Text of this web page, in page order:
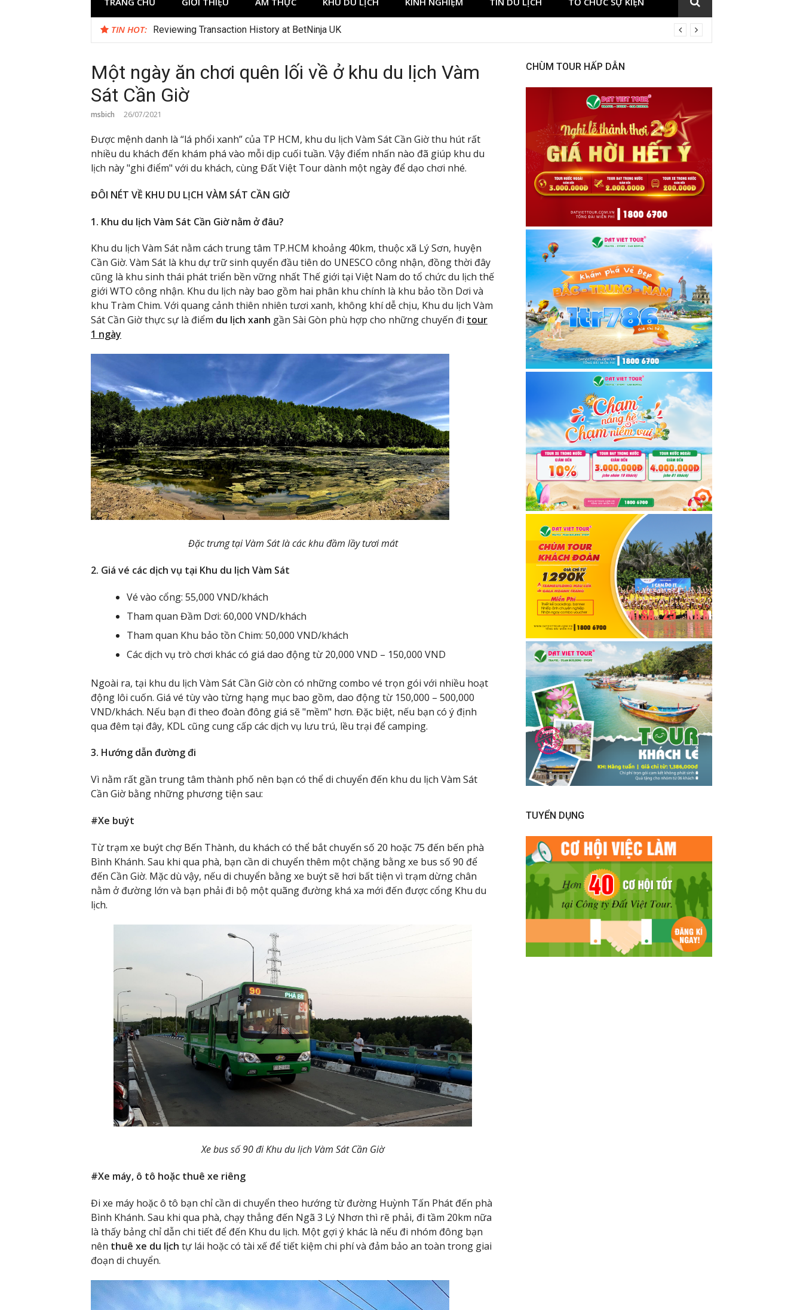
TIN HOT: Reviewing Transaction History at BetNinja UK
Một ngày ăn chơi quên lối về ở khu du lịch Vàm
Sát Cần Giờ
msbich 26/07/2021
Được mệnh danh là “lá phổi xanh” của TP HCM, khu du lịch Vàm Sát Cần Giờ thu hút rất
nhiều du khách đến khám phá vào mỗi dịp cuối tuần. Vậy điểm nhấn nào đã giúp khu du
lịch này "ghi điểm" với du khách, cùng Đất Việt Tour dành một ngày để dạo chơi nhé.
ĐÔI NÉT VỀ KHU DU LỊCH VÀM SÁT CẦN GIỜ
1. Khu du lịch Vàm Sát Cần Giờ nằm ở đâu?
Khu du lịch Vàm Sát nằm cách trung tâm TP.HCM khoảng 40km, thuộc xã Lý Sơn, huyện
Cần Giờ. Vàm Sát là khu dự trữ sinh quyển đầu tiên do UNESCO công nhận, đồng thời đây
cũng là khu sinh thái phát triển bền vững nhất Thế giới tại Việt Nam do tổ chức du lịch thế
giới WTO công nhận. Khu du lịch này bao gồm hai phân khu chính là khu bảo tồn Dơi và
khu Tràm Chim. Với quang cảnh thiên nhiên tươi xanh, không khí dễ chịu, Khu du lịch Vàm
Sát Cần Giờ thực sự là điểm du lịch xanh gần Sài Gòn phù hợp cho những chuyến đi tour
1 ngày
Đặc trưng tại Vàm Sát là các khu đầm lầy tươi mát
2. Giá vé các dịch vụ tại Khu du lịch Vàm Sát
Vé vào cổng: 55,000 VND/khách
Tham quan Đầm Dơi: 60,000 VND/khách
Tham quan Khu bảo tồn Chim: 50,000 VND/khách
Các dịch vụ trò chơi khác có giá dao động từ 20,000 VND – 150,000 VND
Ngoài ra, tại khu du lịch Vàm Sát Cần Giờ còn có những combo vé trọn gói với nhiều hoạt
động lôi cuốn. Giá vé tùy vào từng hạng mục bao gồm, dao động từ 150,000 – 500,000
VND/khách. Nếu bạn đi theo đoàn đông giá sẽ "mềm" hơn. Đặc biệt, nếu bạn có ý định
qua đêm tại đây, KDL cũng cung cấp các dịch vụ lưu trú, lều trại để camping.
3. Hướng dẫn đường đi
Vì nằm rất gần trung tâm thành phố nên bạn có thể di chuyển đến khu du lịch Vàm Sát
Cần Giờ bằng những phương tiện sau:
#Xe buýt
Từ trạm xe buýt chợ Bến Thành, du khách có thể bắt chuyến số 20 hoặc 75 đến bến phà
Bình Khánh. Sau khi qua phà, bạn cần di chuyển thêm một chặng bằng xe bus số 90 để
đến Cần Giờ. Mặc dù vậy, nếu di chuyển bằng xe buýt sẽ hơi bất tiện vì trạm dừng chân
nằm ở đường lớn và bạn phải đi bộ một quãng đường khá xa mới đến được cổng Khu du
lịch.
Xe bus số 90 đi Khu du lịch Vàm Sát Cần Giờ
#Xe máy, ô tô hoặc thuê xe riêng
Đi xe máy hoặc ô tô bạn chỉ cần di chuyển theo hướng từ đường Huỳnh Tấn Phát đến phà
Bình Khánh. Sau khi qua phà, chạy thẳng đến Ngã 3 Lý Nhơn thì rẽ phải, đi tầm 20km nữa
là thấy bảng chỉ dẫn chi tiết để đến Khu du lịch. Một gợi ý khác là nếu đi nhóm đông bạn
nên thuê xe du lịch tự lái hoặc có tài xế để tiết kiệm chi phí và đảm bảo an toàn trong giai
đoạn di chuyển.
CHÙM TOUR HẤP DẪN
TUYỂN DỤNG